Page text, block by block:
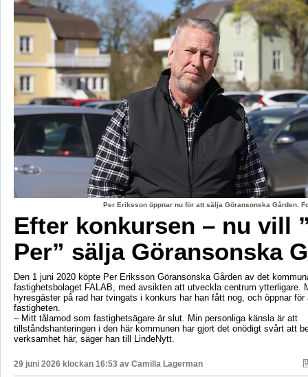
Per Eriksson öppnar nu för att sälja Göransonska Gården.
Efter konkursen – nu vill
Per” sälja Göransonska
Den 1 juni 2020 köpte Per Eriksson Göransonska Gården av det
fastighetsbolaget FALAB, med avsikten att utveckla centrum ytterligare.
hyresgäster på rad har tvingats i konkurs har han fått nog, och öppnar för
fastigheten.
– Mitt tålamod som fastighetsägare är slut. Min personliga känsla är att
tillståndshanteringen i den här kommunen har gjort det onödigt svårt att
verksamhet här, säger han till LindeNytt.
29 juni 2026 klockan 16:53 av Camilla Lagerman